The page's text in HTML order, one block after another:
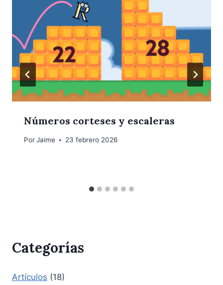
Números corteses y escaleras
PorJaime 23 febrero 2026
Categorías
Artículos (18)